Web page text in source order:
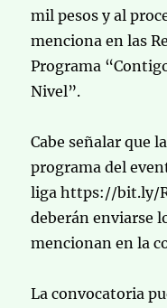
mil pesos y al
menciona en las
Programa
Nivel”.
Cabe señalar que
programa del
liga https://bit.ly/
deberán enviarse
mencionan en la
La convocatoria